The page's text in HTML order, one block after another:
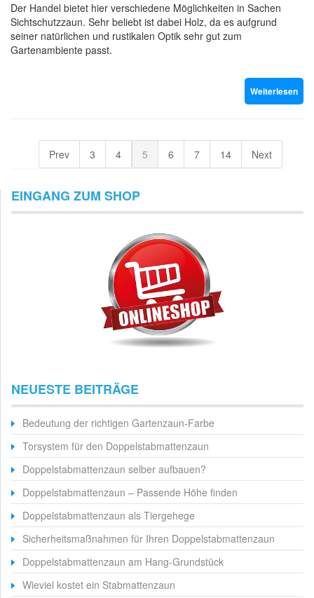
Der Handel bietet hier verschiedene Möglichkeiten in Sachen
Sichtschutzzaun. Sehr beliebt ist dabei Holz, da es aufgrund
seiner natürlichen und rustikalen Optik sehr gut zum
Gartenambiente passt.
Weiterlesen
Prev 3 4 5 6 7 14 Next
EINGANG ZUM SHOP
NEUESTE BEITRÄGE
Bedeutung der richtigen Gartenzaun-Farbe
Torsystem für den Doppelstabmattenzaun
Doppelstabmattenzaun selber aufbauen?
Doppelstabmattenzaun – Passende Höhe finden
Doppelstabmattenzaun als Tiergehege
Sicherheitsmaßnahmen für Ihren Doppelstabmattenzaun
Doppelstabmattenzaun am Hang-Grundstück
Wieviel kostet ein Stabmattenzaun